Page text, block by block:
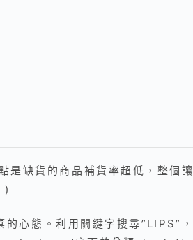
缺貨的商品補貨率超低，整個讓
)
心態。利用關鍵字搜尋”LIPS”，